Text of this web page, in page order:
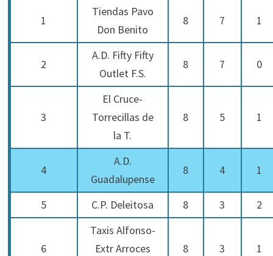
1
Tiendas Pavo
Don Benito
8 7 1
2
A.D. Fifty Fifty
Outlet F.S.
8 7 0
3
El Cruce-
Torrecillas de
la T.
8 5 1
4
A.D.
Guadalupense
8 4 1
5 C.P. Deleitosa 8 3 2
6
Taxis Alfonso-
Extr Arroces
8 3 1